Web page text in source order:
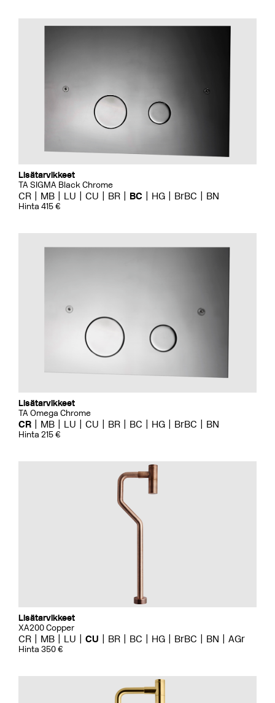
Lisätarvikkeet
TA SIGMA Black Chrome
CR MB LU CU BR BC HG BrBC BN
Hinta 415 €
Lisätarvikkeet
TA Omega Chrome
CR MB LU CU BR BC HG BrBC BN
Hinta 215 €
Lisätarvikkeet
XA200 Copper
CR MB LU CU BR BC HG BrBC BN AGr
Hinta 350 €